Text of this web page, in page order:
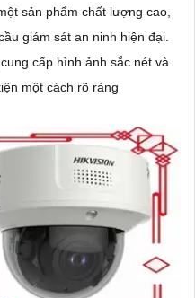
sản phẩm chất lượng cao,
giám sát an ninh hiện đại.
cấp hình ảnh sắc nét và
một cách rõ ràng